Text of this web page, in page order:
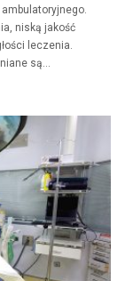
niską jakość
leczenia.
są...